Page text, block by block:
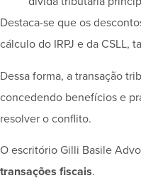
Destaca-se que os
cálculo do IRPJ e da CSLL,
Dessa forma, a transação
concedendo benefícios e
resolver o conflito.
O escritório Gilli Basile
transações fiscais.